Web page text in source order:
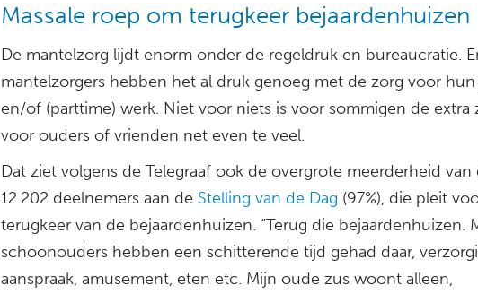
Massale roep om terugkeer bejaardenhuizen
De mantelzorg lijdt enorm onder de regeldruk en bureaucratie.
mantelzorgers hebben het al druk genoeg met de zorg voor
en/of (parttime) werk. Niet voor niets is voor sommigen de extra
voor ouders of vrienden net even te veel.
Dat ziet volgens de Telegraaf ook de overgrote meerderheid van
12.202 deelnemers aan de Stelling van de Dag (97%), die pleit
terugkeer van de bejaardenhuizen. “Terug die bejaardenhuizen.
schoonouders hebben een schitterende tijd gehad daar,
aanspraak, amusement, eten etc. Mijn oude zus woont alleen,